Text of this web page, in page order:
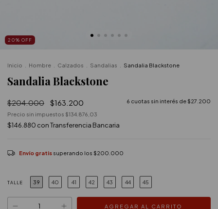
20% OFF
Inicio Hombre Calzados Sandalias Sandalia Blackstone
Sandalia Blackstone
$204.000 $163.200 6 cuotas sin interés de $27.200
Precio sin impuestos $134.876,03
$146.880 conTransferencia Bancaria
Envío gratis superando los $200.000
TALLE 39 40 41 42 43 44 45